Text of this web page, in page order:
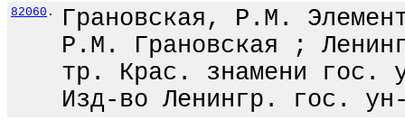
82060 .
Грановская, Р.М.
Р.М. Грановская ;
тр. Крас. знамени
Изд-во Ленингр. гос.